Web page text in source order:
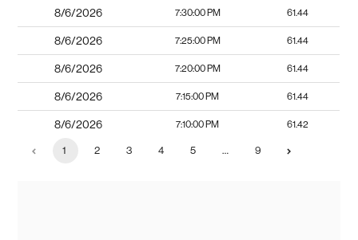
8/6/2026 7:30:00 PM 61.44
8/6/2026 7:25:00 PM 61.44
8/6/2026 7:20:00 PM 61.44
8/6/2026 7:15:00 PM 61.44
8/6/2026 7:10:00 PM 61.42
1 2 3 4 5 … 9